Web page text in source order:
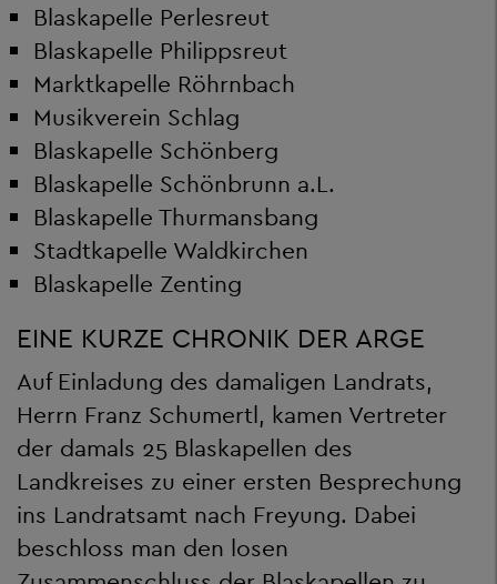
Blaskapelle Perlesreut
Blaskapelle Philippsreut
Marktkapelle Röhrnbach
Musikverein Schlag
Blaskapelle Schönberg
Blaskapelle Schönbrunn a.L.
Blaskapelle Thurmansbang
Stadtkapelle Waldkirchen
Blaskapelle Zenting
EINE KURZE CHRONIK DER ARGE
Auf Einladung des damaligen Landrats,
Herrn Franz Schumertl, kamen Vertreter
der damals 25 Blaskapellen des
Landkreises zu einer ersten Besprechung
ins Landratsamt nach Freyung. Dabei
beschloss man den losen